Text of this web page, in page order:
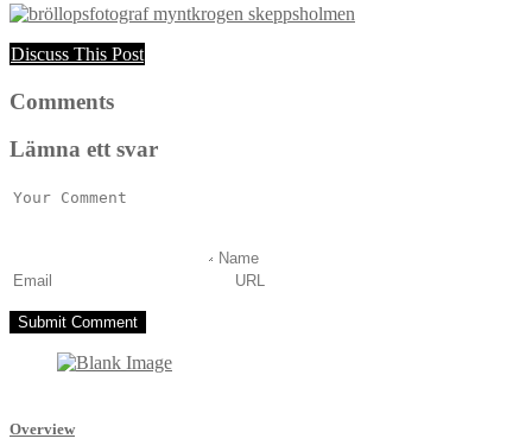
Discuss This Post
Comments
Lämna ett svar
Overview